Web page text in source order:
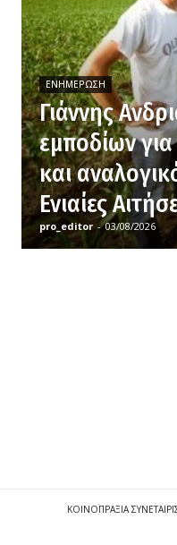
ΕΝΗΜΈΡΩΣΗ
Γιάννης
εμποδίων
και
Ενιαίες
pro_editor - 03/08/2026
ΚΟΙΝΟΠΡΑΞΙΑ